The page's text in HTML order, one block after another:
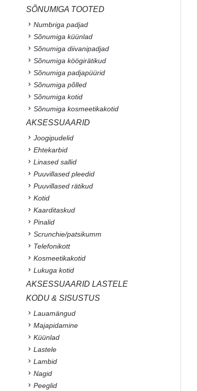
SÕNUMIGA TOOTED
Numbriga padjad
Sõnumiga küünlad
Sõnumiga diivanipadjad
Sõnumiga köögirätikud
Sõnumiga padjapüürid
Sõnumiga põlled
Sõnumiga kotid
Sõnumiga kosmeetikakotid
AKSESSUAARID
Joogipudelid
Ehtekarbid
Linased sallid
Puuvillased pleedid
Puuvillased rätikud
Kotid
Kaarditaskud
Pinalid
Scrunchie/patsikumm
Telefonikott
Kosmeetikakotid
Lukuga kotid
AKSESSUAARID LASTELE
KODU & SISUSTUS
Lauamängud
Majapidamine
Küünlad
Lastele
Lambid
Nagid
Peeglid